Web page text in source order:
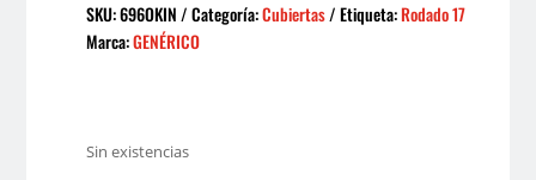
SKU:696OKIN Categoría:Cubiertas Etiqueta:Rodado 17
Marca:GENÉRICO
Sin existencias